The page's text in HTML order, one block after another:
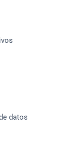
datos